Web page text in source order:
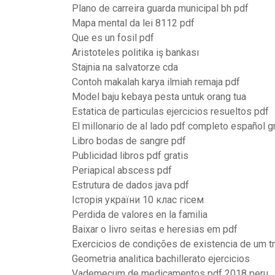
Plano de carreira guarda municipal bh pdf
Mapa mental da lei 8112 pdf
Que es un fosil pdf
Aristoteles politika iş bankası
Stajnia na salvatorze cda
Contoh makalah karya ilmiah remaja pdf
Model baju kebaya pesta untuk orang tua
Estatica de particulas ejercicios resueltos pdf
El millonario de al lado pdf completo español
Libro bodas de sangre pdf
Publicidad libros pdf gratis
Periapical abscess pdf
Estrutura de dados java pdf
Історія україни 10 клас гісем
Perdida de valores en la familia
Baixar o livro seitas e heresias em pdf
Exercicios de condições de existencia de um
Geometria analitica bachillerato ejercicios